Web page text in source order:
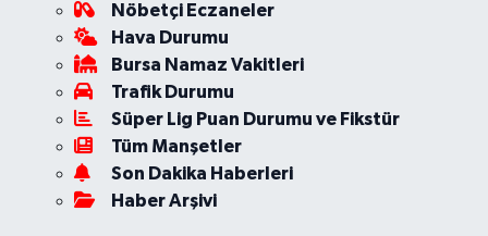
Nöbetçi Eczaneler
Hava Durumu
Bursa Namaz Vakitleri
Trafik Durumu
Süper Lig Puan Durumu ve Fikstür
Tüm Manşetler
Son Dakika Haberleri
Haber Arşivi